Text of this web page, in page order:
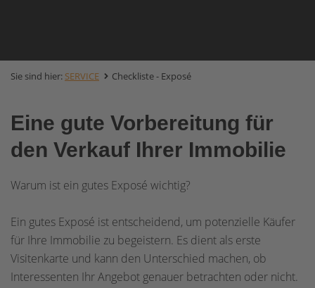
Sie sind hier: SERVICE Checkliste - Exposé
Eine gute Vorbereitung für
den Verkauf Ihrer Immobilie
Warum ist ein gutes Exposé wichtig?
Ein gutes Exposé ist entscheidend, um potenzielle Käufer
für Ihre Immobilie zu begeistern. Es dient als erste
Visitenkarte und kann den Unterschied machen, ob
Interessenten Ihr Angebot genauer betrachten oder nicht.